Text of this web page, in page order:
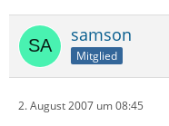
samson
Mitglied
2. August 2007 um 08:45